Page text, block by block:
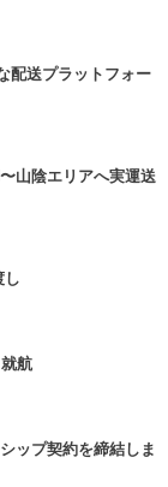
配送プラットフォー
山陰エリアへ実運送
し
航
ップ契約を締結しま